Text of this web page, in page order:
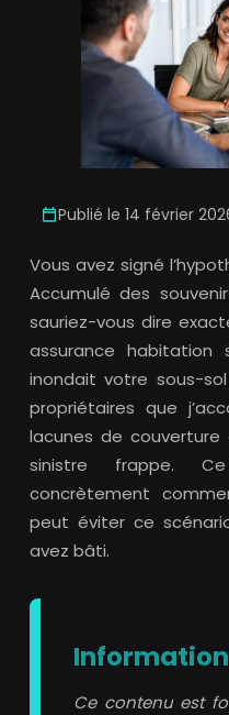
Publié le 14 février
Vous avez signé
Accumulé des
sauriez-vous dire
assurance habitation
inondait votre sous-
propriétaires que
lacunes de
sinistre frappe.
concrètement
peut éviter ce
avez bâti.
Ce contenu est